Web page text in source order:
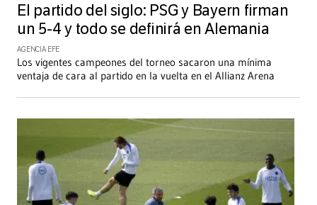
El partido del siglo: PSG y Bayern firman
un 5-4 y todo se definirá en Alemania
AGENCIA EFE
Los vigentes campeones del torneo sacaron una mínima
ventaja de cara al partido en la vuelta en el Allianz Arena